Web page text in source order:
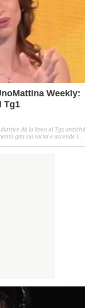
Weekly:
Tg1
dà la linea al Tg5 anziché
gira sui social e accende i